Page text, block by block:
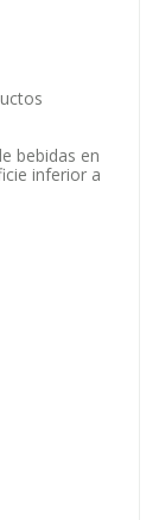
bebidas en
inferior a